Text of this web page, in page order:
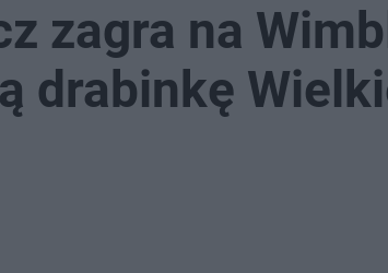
zagra na
drabinkę